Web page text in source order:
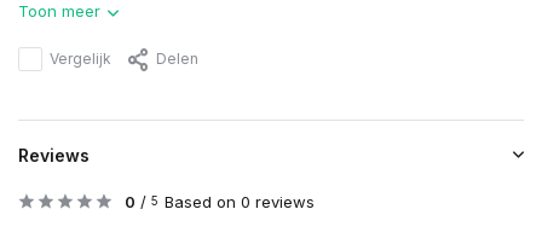
Toon meer
Vergelijk Delen
Reviews
0 / 5 Based on 0 reviews